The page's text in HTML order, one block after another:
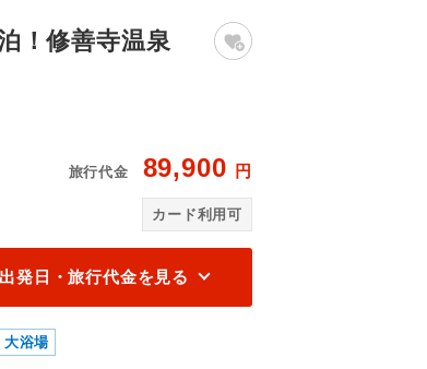
！修善寺温泉
旅行代金 89,900 円
カード利用可
出発日・旅行代金を見る
大浴場